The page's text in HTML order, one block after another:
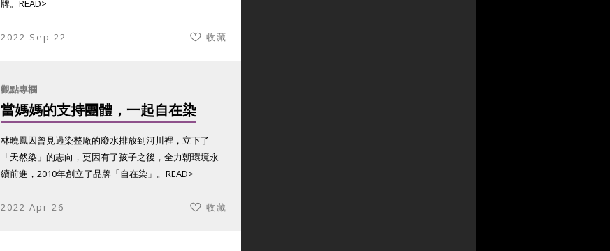
牌。 READ>
2022 Sep 22 收藏
觀點專欄
當媽媽的支持團體，一起自在染
林曉鳳因曾見過染整廠的廢水排放到河川裡，立下了
「天然染」的志向，更因有了孩子之後，全力朝環境永
續前進，2010年創立了品牌「自在染」。 READ>
2022 Apr 26 收藏